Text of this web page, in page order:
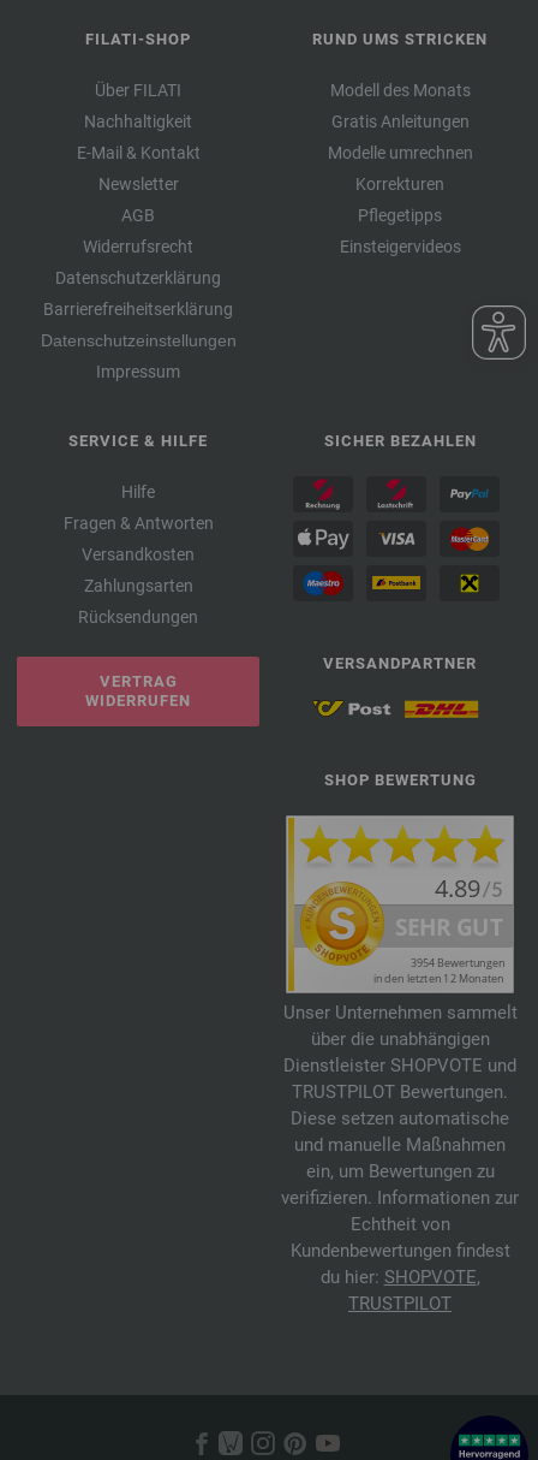
FILATI-SHOP
Über FILATI
Nachhaltigkeit
E-Mail & Kontakt
Newsletter
AGB
Widerrufsrecht
Datenschutzerklärung
Barrierefreiheitserklärung
Datenschutzeinstellungen
Impressum
RUND UMS STRICKEN
Modell des Monats
Gratis Anleitungen
Modelle umrechnen
Korrekturen
Pflegetipps
Einsteigervideos
SERVICE & HILFE
Hilfe
Fragen & Antworten
Versandkosten
Zahlungsarten
Rücksendungen
VERTRAG
WIDERRUFEN
SICHER BEZAHLEN
VERSANDPARTNER
SHOP BEWERTUNG
Unser Unternehmen sammelt
über die unabhängigen
Dienstleister SHOPVOTE und
TRUSTPILOT Bewertungen.
Diese setzen automatische
und manuelle Maßnahmen
ein, um Bewertungen zu
verifizieren. Informationen zur
Echtheit von
Kundenbewertungen findest
du hier: SHOPVOTE,
TRUSTPILOT